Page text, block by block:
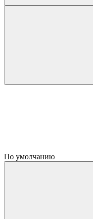
По умолчанию